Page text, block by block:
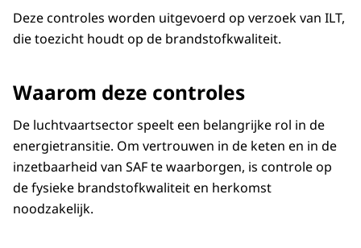
Deze controles worden uitgevoerd op verzoek van ILT,
die toezicht houdt op de brandstofkwaliteit.
Waarom deze controles
De luchtvaartsector speelt een belangrijke rol in de
energietransitie. Om vertrouwen in de keten en in de
inzetbaarheid van SAF te waarborgen, is controle op
de fysieke brandstofkwaliteit en herkomst
noodzakelijk.